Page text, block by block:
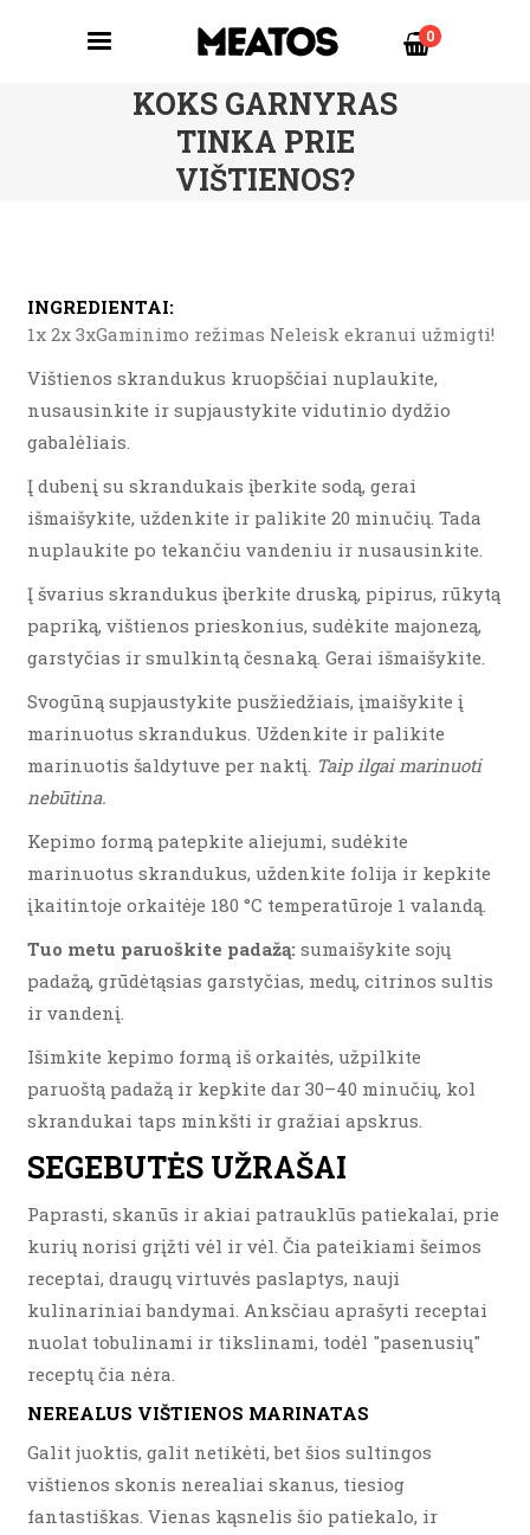
0
KOKS GARNYRAS
TINKA PRIE
VIŠTIENOS?
INGREDIENTAI:
1x 2x 3xGaminimo režimas Neleisk ekranui užmigti!
Vištienos skrandukus kruopščiai nuplaukite,
nusausinkite ir supjaustykite vidutinio dydžio
gabalėliais.
Į dubenį su skrandukais įberkite sodą, gerai
išmaišykite, uždenkite ir palikite 20 minučių. Tada
nuplaukite po tekančiu vandeniu ir nusausinkite.
Į švarius skrandukus įberkite druską, pipirus, rūkytą
papriką, vištienos prieskonius, sudėkite majonezą,
garstyčias ir smulkintą česnaką. Gerai išmaišykite.
Svogūną supjaustykite pusžiedžiais, įmaišykite į
marinuotus skrandukus. Uždenkite ir palikite
marinuotis šaldytuve per naktį. Taip ilgai marinuoti
nebūtina.
Kepimo formą patepkite aliejumi, sudėkite
marinuotus skrandukus, uždenkite folija ir kepkite
įkaitintoje orkaitėje 180 °C temperatūroje 1 valandą.
Tuo metu paruoškite padažą: sumaišykite sojų
padažą, grūdėtąsias garstyčias, medų, citrinos sultis
ir vandenį.
Išimkite kepimo formą iš orkaitės, užpilkite
paruoštą padažą ir kepkite dar 30–40 minučių, kol
skrandukai taps minkšti ir gražiai apskrus.
SEGEBUTĖS UŽRAŠAI
Paprasti, skanūs ir akiai patrauklūs patiekalai, prie
kurių norisi grįžti vėl ir vėl. Čia pateikiami šeimos
receptai, draugų virtuvės paslaptys, nauji
kulinariniai bandymai. Anksčiau aprašyti receptai
nuolat tobulinami ir tikslinami, todėl "pasenusių"
receptų čia nėra.
NEREALUS VIŠTIENOS MARINATAS
Galit juoktis, galit netikėti, bet šios sultingos
vištienos skonis nerealiai skanus, tiesiog
fantastiškas. Vienas kąsnelis šio patiekalo, ir